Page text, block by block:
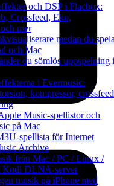
och DSP i Flacbox:
Crossfeed, Eko,
mer
medan du
och Mac
du sömlös uppspelning i
i Evermusic:
kompressor, crossfeed
Music-spellistor och
på Mac
spellista för Internet
Archive
från Mac / PC / Linux /
Kodi DLNA-server
musik på iPhone med